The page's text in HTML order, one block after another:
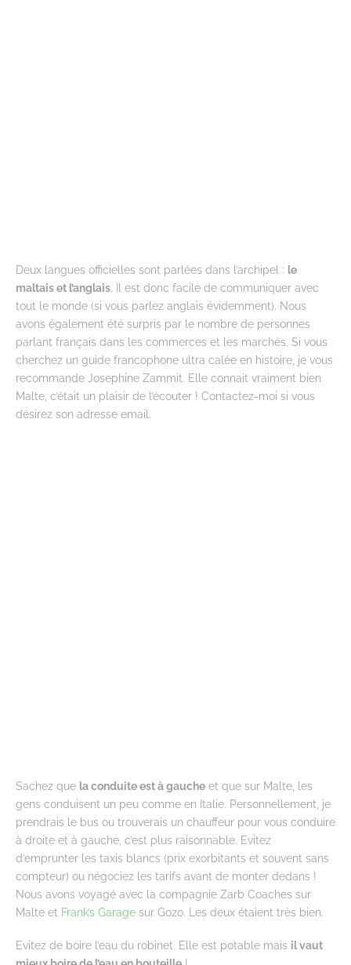
Deux langues officielles sont parlées dans l’archipel : le
maltais et l’anglais. Il est donc facile de communiquer avec
tout le monde (si vous parlez anglais évidemment). Nous
avons également été surpris par le nombre de personnes
parlant français dans les commerces et les marchés. Si vous
cherchez un guide francophone ultra calée en histoire, je vous
recommande Josephine Zammit. Elle connait vraiment bien
Malte, c’était un plaisir de l’écouter ! Contactez-moi si vous
désirez son adresse email.
Sachez que la conduite est à gauche et que sur Malte, les
gens conduisent un peu comme en Italie. Personnellement, je
prendrais le bus ou trouverais un chauffeur pour vous conduire
à droite et à gauche, c’est plus raisonnable. Evitez
d’emprunter les taxis blancs (prix exorbitants et souvent sans
compteur) ou négociez les tarifs avant de monter dedans !
Nous avons voyagé avec la compagnie Zarb Coaches sur
Malte et Frank’s Garage sur Gozo. Les deux étaient très bien.
Evitez de boire l’eau du robinet. Elle est potable mais il vaut